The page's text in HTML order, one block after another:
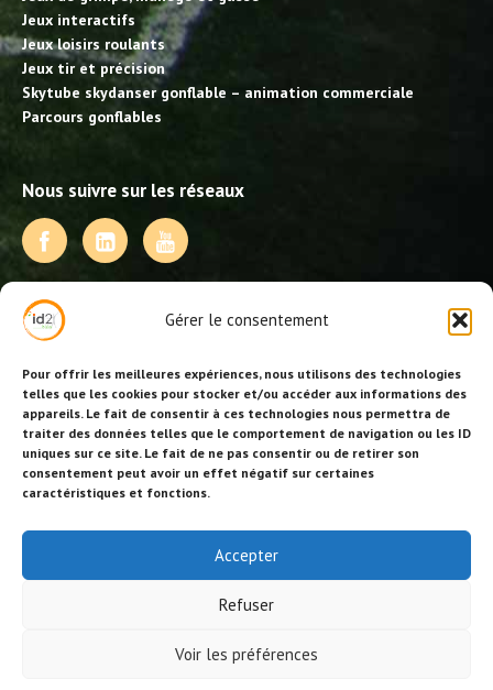
Gérer le consentement
Pour offrir les meilleures expériences, nous utilisons des technologies
telles que les cookies pour stocker et/ou accéder aux informations des
appareils. Le fait de consentir à ces technologies nous permettra de
traiter des données telles que le comportement de navigation ou les ID
uniques sur ce site. Le fait de ne pas consentir ou de retirer son
consentement peut avoir un effet négatif sur certaines
caractéristiques et fonctions.
Accepter
Refuser
Voir les préférences
Jeux interactifs
Jeux loisirs roulants
Jeux tir et précision
Skytube skydanser gonflable – animation commerciale
Parcours gonflables
Nous suivre sur les réseaux
NOS PRESTATIONS
Activités, jeux et animations BDE
Animations événementielles
Animations EVJF – EVJG
Animations hôtellerie
Animations anniversaires
Collectivités, centres de loisirs et jeunesse
Séminaires team building
Crédits-ML |Réalisation site/référencement BS
Consulting